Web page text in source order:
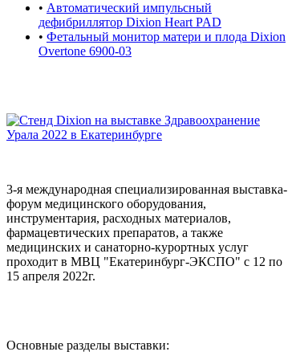
• Автоматический импульсный
дефибриллятор Dixion Heart PAD
• Фетальный монитор матери и плода Dixion
Overtone 6900-03
3-я международная специализированная выставка-
форум медицинского оборудования,
инструментария, расходных материалов,
фармацевтических препаратов, а также
медицинских и санаторно-курортных услуг
проходит в МВЦ "Екатеринбург-ЭКСПО" с 12 по
15 апреля 2022г.
Основные разделы выставки: